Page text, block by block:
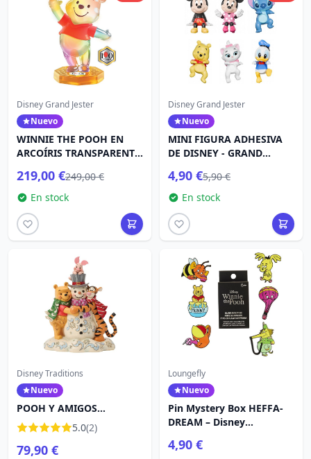
Disney Grand Jester
Nuevo
WINNIE THE POOH EN
ARCOÍRIS TRANSPARENTE
219,00 €249,00 €
En stock
Disney Grand Jester
Nuevo
MINI FIGURA ADHESIVA
DE DISNEY - GRAND
4,90 €5,90 €
En stock
Disney Traditions
Nuevo
POOH Y AMIGOS
MUÑECO DE NIEVE -
DISNEY TRADITIONS
5.0(2)
79,90 €
Loungefly
Nuevo
Pin Mystery Box HEFFA-
DREAM – Disney
Pooh
4,90 €